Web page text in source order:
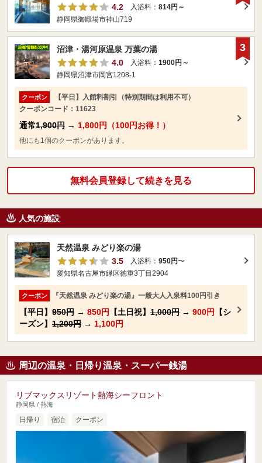
4.2
入浴料： 814円～
静岡県御殿場市神山719
沼津・湯河原温泉 万葉の湯
4.0
入浴料： 1900円～
静岡県沼津市岡宮1208-1
クーポン
【平日】入館料割引（特別期間は利用不可）
クーポンコード：11623
通常1,900円 → 1,800円（100円お得！）
他にも1個のクーポンがあります。
3
無料会員登録して続きを見る
人気の施設
天然温泉 みどり楽の湯
3.5
入浴料： 950円〜
愛知県名古屋市緑区徳重3丁目2904
クーポン 『天然温泉 みどり楽の湯』一般大人入泉料100円引き
【平日】 950円 → 850円 【土日祝】 1,000円 → 900円
【シ
ーズン】 1,200円 → 1,100円
周辺の温泉・日帰り温泉・スーパー銭湯
リブマックスリゾート熱海シーフロント
静岡県 / 熱海
日帰り 宿泊 クーポン